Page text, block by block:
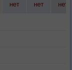
нет нет нет